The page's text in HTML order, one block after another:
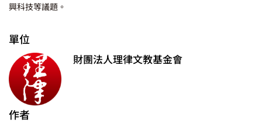
興科技等議題。
單位
財團法人理律文教基金會
作者